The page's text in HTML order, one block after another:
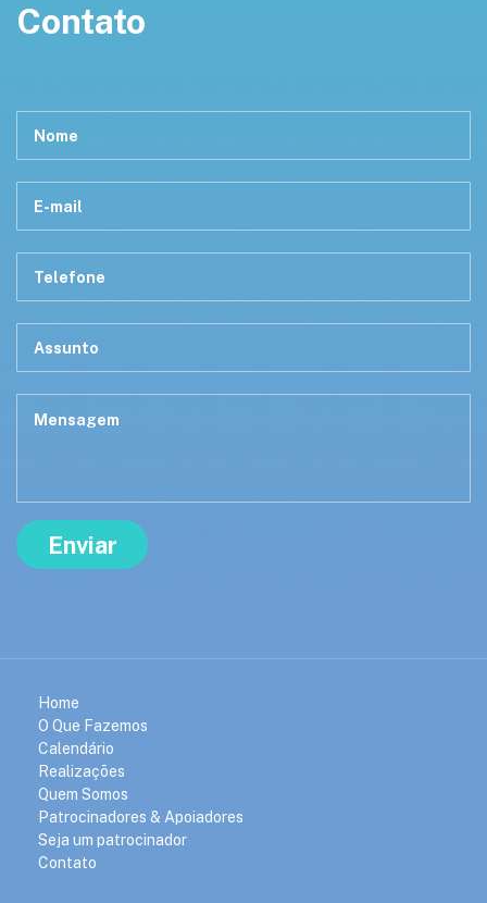
Contato
Home
O Que Fazemos
Calendário
Realizações
Quem Somos
Patrocinadores & Apoiadores
Seja um patrocinador
Contato